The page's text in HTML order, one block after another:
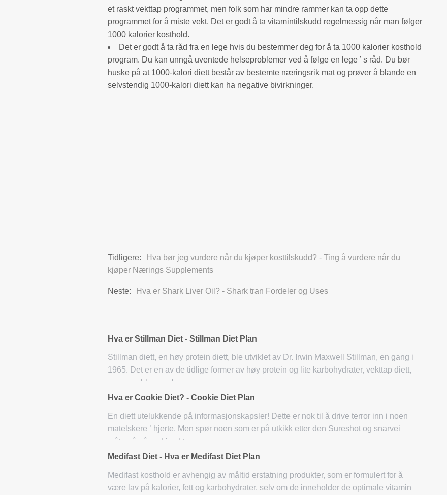
et raskt vekttap programmet, men folk som har mindre rammer kan ta opp dette
programmet for å miste vekt. Det er godt å ta vitamintilskudd regelmessig når man følger
1000 kalorier kosthold.
Det er godt å ta råd fra en lege hvis du bestemmer deg for å ta 1000 kalorier kosthold
program. Du kan unngå uventede helseproblemer ved å følge en lege ’ s råd. Du bør
huske på at 1000-kalori diett består av bestemte næringsrik mat og prøver å blande en
selvstendig 1000-kalori diett kan ha negative bivirkninger.
Tidligere:
Hva bør jeg vurdere når du kjøper kosttilskudd? - Ting å vurdere når du
kjøper Nærings Supplements
Neste: Hva er Shark Liver Oil? - Shark tran Fordeler og Uses
Hva er Stillman Diet - Stillman Diet Plan
Stillman diett, en høy protein diett, ble utviklet av Dr. Irwin Maxwell Stillman, en gang i
1965. Det er en av de tidlige former av høy protein og lite karbohydrater, vekttap diett,
noe som ble ganske
Hva er Cookie Diet? - Cookie Diet Plan
En diett utelukkende på informasjonskapsler! Dette er nok til å drive terror inn i noen
matelskere ’ hjerte. Men spør noen som er på utkikk etter den Sureshot og snarvei
måten å gå ned i vekt,
Medifast Diet - Hva er Medifast Diet Plan
Medifast kosthold er avhengig av måltid erstatning produkter, som er formulert for å
være lav på kalorier, fett og karbohydrater, selv om de inneholder de optimale vitamin